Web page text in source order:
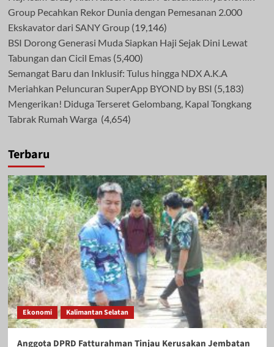
Group Pecahkan Rekor Dunia dengan Pemesanan 2.000
Ekskavator dari SANY Group (19,146)
BSI Dorong Generasi Muda Siapkan Haji Sejak Dini Lewat
Tabungan dan Cicil Emas (5,400)
Semangat Baru dan Inklusif: Tulus hingga NDX A.K.A
Meriahkan Peluncuran SuperApp BYOND by BSI (5,183)
Mengerikan! Diduga Terseret Gelombang, Kapal Tongkang
Tabrak Rumah Warga (4,654)
Terbaru
Ekonomi Kalimantan Selatan
Anggota DPRD Fatturahman Tinjau Kerusakan Jembatan